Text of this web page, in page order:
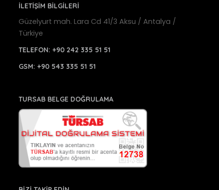
İLETİŞİM BİLGİLERİ
Güzelyurt mah. Lara Cd 41/3 Aksu / Antalya /
Türkiye
TELEFON: +90 242 335 51 51
GSM: +90 543 335 51 51
TURSAB BELGE DOĞRULAMA